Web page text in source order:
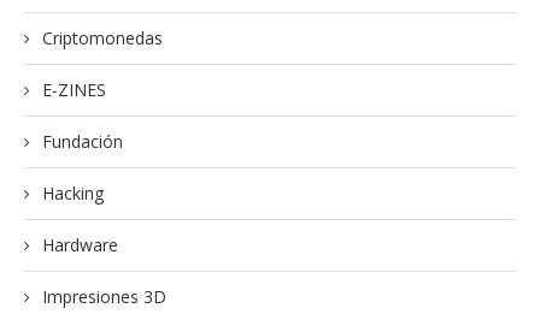
Criptomonedas
E-ZINES
Fundación
Hacking
Hardware
Impresiones 3D